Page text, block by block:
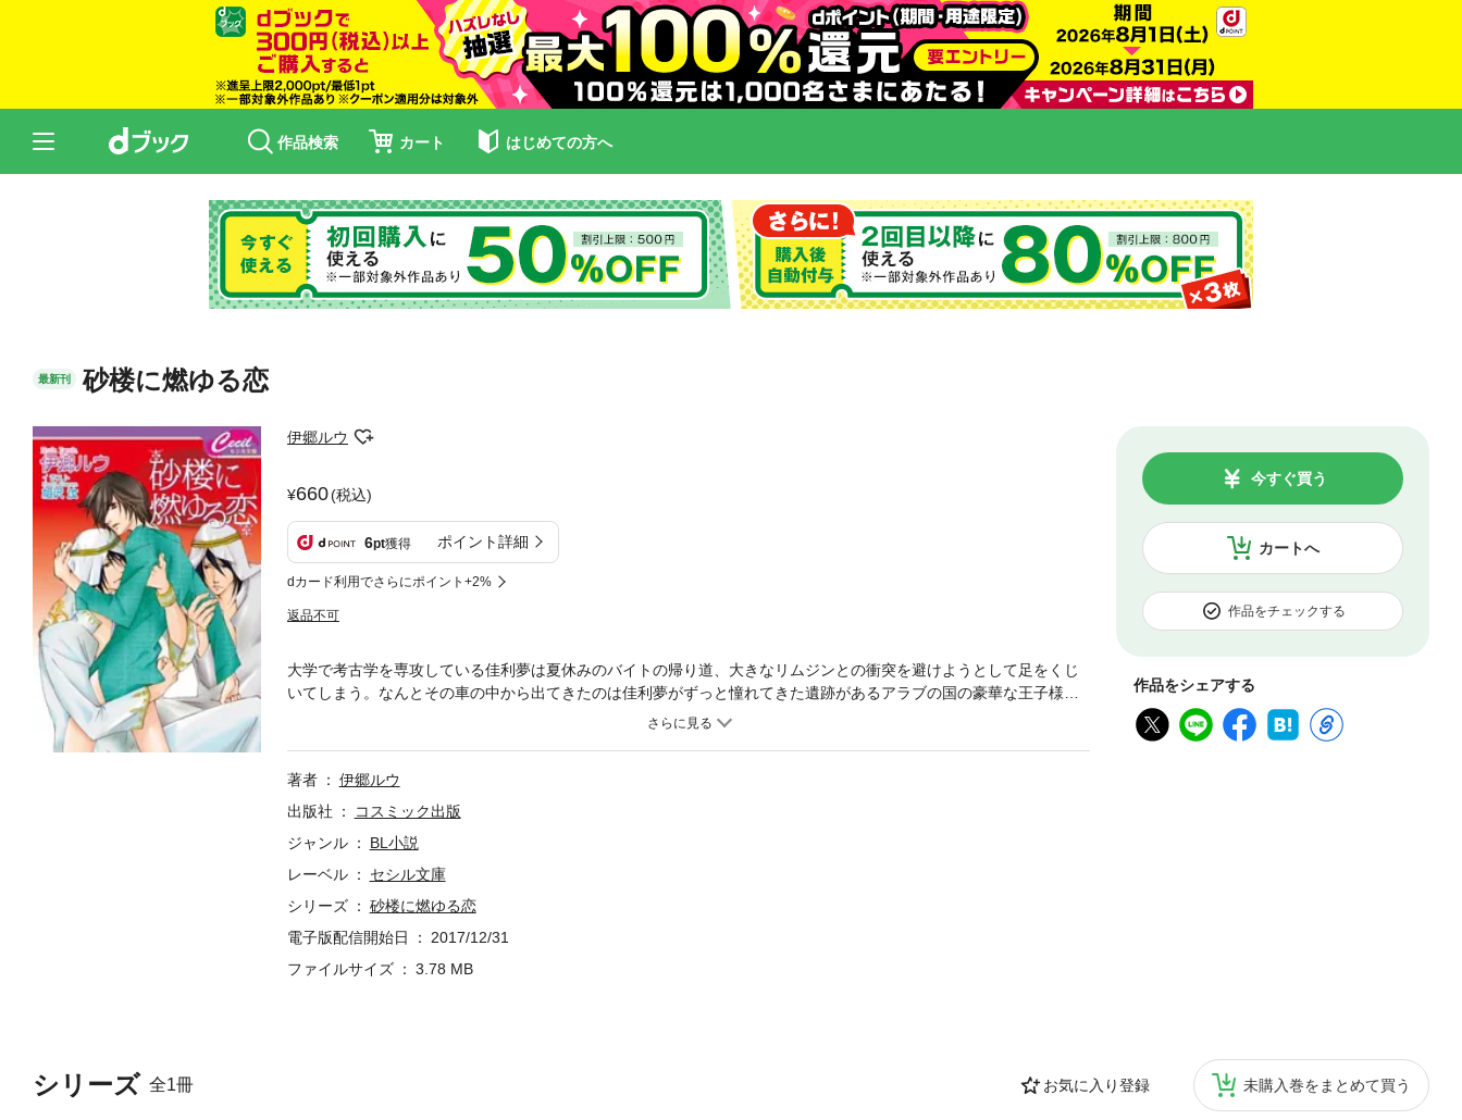
作品検索 カート はじめての方へ
最新刊 砂楼に燃ゆる恋
伊郷ルウ
660(税込)
6pt獲得 ポイント詳細
dカード利用でさらにポイント+2%
返品不可
カートへ
今すぐ買う
作品をチェックする
作品をシェアする
シリーズ 全1冊 お気に入り登録 未購入巻をまとめて買う
大学で考古学を専攻している佳利夢は夏休みのバイトの帰り道、大きなリムジンとの衝突を避けようとして足をくじ
いてしまう。なんとその車の中から出てきたのは佳利夢がずっと憧れてきた遺跡があるアラブの国の豪華な王子様だ
った。数日後、届けられたのは彼の国への招待状でーー。強引な誘いに戸惑うものの、わくわくする気持ちを抑えき
著者
伊郷ルウ
出版社
コスミック出版
ジャンル
BL小説
レーベル
セシル文庫
シリーズ
砂楼に燃ゆる恋
電子版配信開始日
2017/12/31
ファイルサイズ
3.78 MB